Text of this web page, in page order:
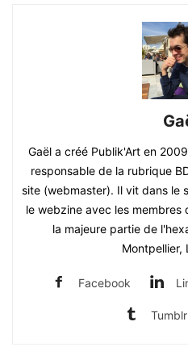
Gaël a créé Publik'Art en
responsable de la rubrique
site (webmaster). Il vit dans le
le webzine avec les
la majeure partie de
Montpellier,
Facebook
Tumblr